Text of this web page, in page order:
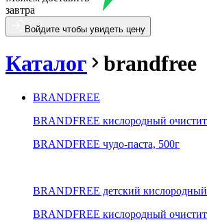
завтра
Войдите чтобы увидеть цену
Каталог brandfree
BRANDFREE
BRANDFREE кислородный
BRANDFREE чудо-паста, 500г
BRANDFREE детский кислородный
BRANDFREE кислородный